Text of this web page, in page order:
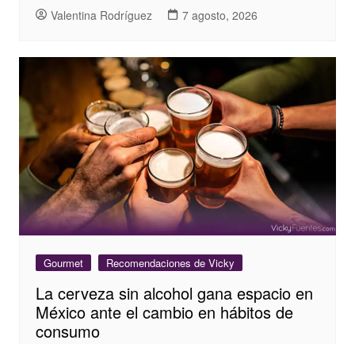
Valentina Rodríguez 7 agosto, 2026
Gourmet Recomendaciones de Vicky
La cerveza sin alcohol gana espacio en
México ante el cambio en hábitos de
consumo